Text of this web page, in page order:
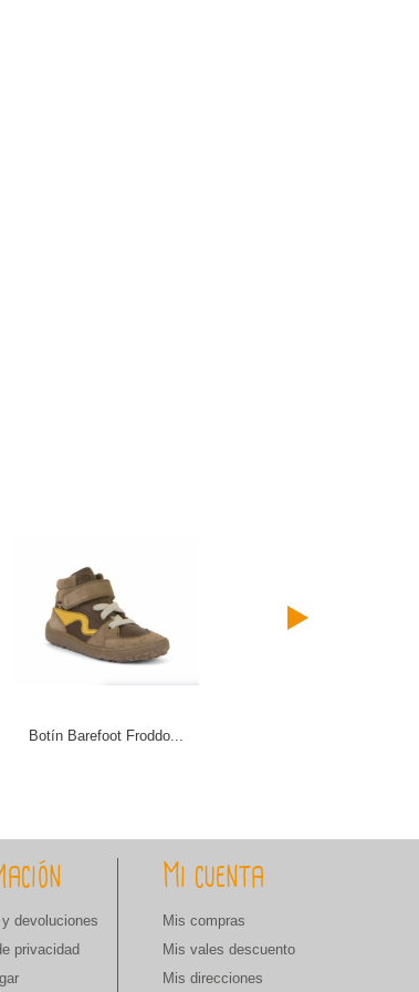
Botín Barefoot Froddo...
Mi cuenta
Mis compras
Mis vales descuento
Mis direcciones
devoluciones
privacidad